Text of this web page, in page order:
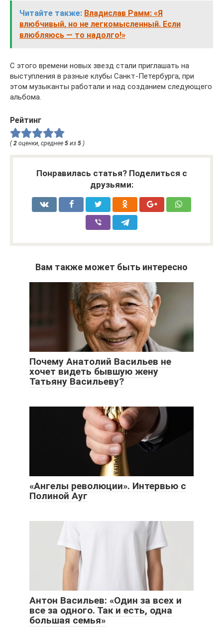
Читайте также: Владислав Рамм: «Я
влюбчивый, но не легкомысленный. Если
влюбляюсь — то надолго!»
С этого времени новых звезд стали приглашать на
выступления в разные клубы Санкт-Петербурга, при
этом музыканты работали и над созданием следующего
альбома.
Рейтинг
( 2 оценки, среднее 5 из 5 )
Понравилась статья? Поделиться с
друзьями:
Вам также может быть интересно
Почему Анатолий Васильев не
хочет видеть бывшую жену
Татьяну Васильеву?
«Ангелы революции». Интервью с
Полиной Ауг
Антон Васильев: «Один за всех и
все за одного. Так и есть, одна
большая семья»